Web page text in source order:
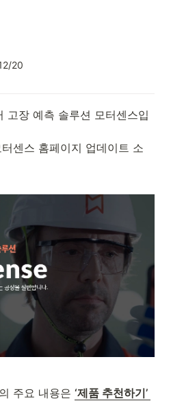
20
고장 예측 솔루션 모터센스입
센스 홈페이지 업데이트 소
주요 내용은